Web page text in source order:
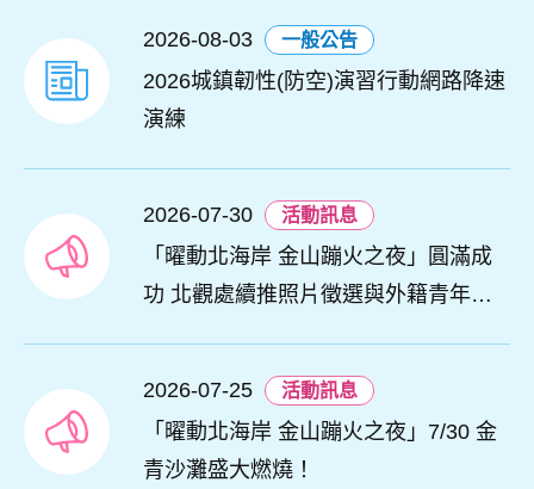
2026-08-03 一般公告
2026城鎮韌性(防空)演習行動網路降速
演練
2026-07-30 活動訊息
「曜動北海岸 金山蹦火之夜」圓滿成
功 北觀處續推照片徵選與外籍青年免
2026-07-25 活動訊息
「曜動北海岸 金山蹦火之夜」7/30 金
青沙灘盛大燃燒！